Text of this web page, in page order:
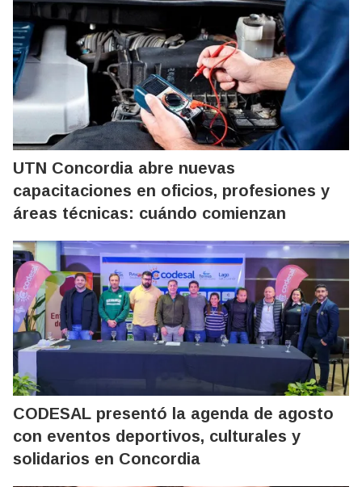
UTN Concordia abre nuevas
capacitaciones en oficios, profesiones y
áreas técnicas: cuándo comienzan
CODESAL presentó la agenda de agosto
con eventos deportivos, culturales y
solidarios en Concordia